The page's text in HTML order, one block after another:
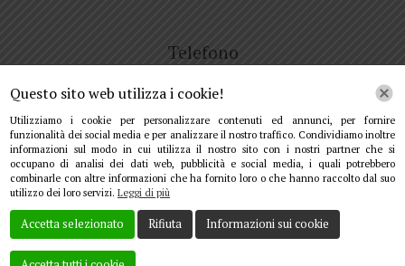
Telefono
+390564614085
Indirizzo
Via Santa Chiara, 377, 58017 Pitigliano GR, Italia
Questo sito web utilizza i cookie!
Utilizziamo i cookie per personalizzare contenuti ed annunci, per fornire
funzionalità dei social media e per analizzare il nostro traffico. Condividiamo inoltre
informazioni sul modo in cui utilizza il nostro sito con i nostri partner che si
occupano di analisi dei dati web, pubblicità e social media, i quali potrebbero
combinarle con altre informazioni che ha fornito loro o che hanno raccolto dal suo
utilizzo dei loro servizi. Leggi di più
Accetta selezionato Rifiuta Informazioni sui cookie